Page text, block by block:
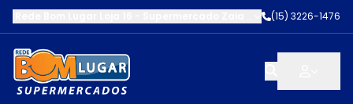
AV. EDWARD FRU
(15) 3226-1476